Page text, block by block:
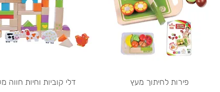
פירות לחיתוך מעץ דלי קוביות וחיות חווה